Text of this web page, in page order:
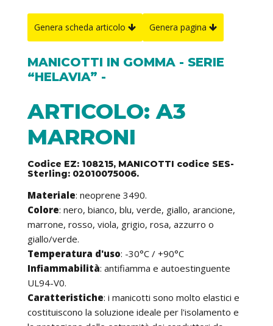
Genera scheda articolo Genera pagina
MANICOTTI IN GOMMA - SERIE
“HELAVIA” -
ARTICOLO: A3
MARRONI
Codice EZ: 108215, MANICOTTI codice SES-
Sterling: 02010075006.
Materiale: neoprene 3490.
Colore: nero, bianco, blu, verde, giallo, arancione,
marrone, rosso, viola, grigio, rosa, azzurro o
giallo/verde.
Temperatura d'uso: -30°C / +90°C
Infiammabilità: antifiamma e autoestinguente
UL94-V0.
Caratteristiche: i manicotti sono molto elastici e
costituiscono la soluzione ideale per l'isolamento e